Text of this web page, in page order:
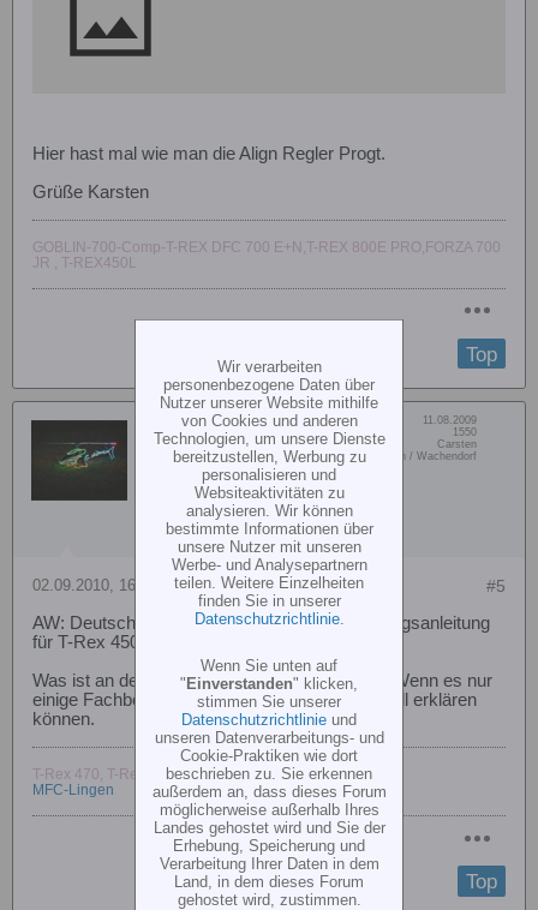
Hier hast mal wie man die Align Regler Progt.
Grüße Karsten
GOBLIN-700-Comp-T-REX DFC 700 E+N,T-REX 800E PRO,FORZA 700
JR , T-REX450L
Top
Derroylo
Senior Member
Dabei seit:
11.08.2009
Beiträge:
1550
Vorname:
Carsten
Wohn/Flugort:
Lingen / Wachendorf
#5
02.09.2010, 16:45
AW: Deutschsprachige Montage- und bedienungsanleitung
für T-Rex 450 Pro SuperCombo+Se
Was ist an der Anleitung denn für dich unklar? Wenn es nur
einige Fachbegriffe sind sollte man die ja schnell erklären
können.
T-Rex 470, T-Rex 700, Aurora 9x
MFC-Lingen
Top
Wir verarbeiten
personenbezogene Daten über
Nutzer unserer Website mithilfe
von Cookies und anderen
Technologien, um unsere Dienste
bereitzustellen, Werbung zu
personalisieren und
Websiteaktivitäten zu
analysieren. Wir können
bestimmte Informationen über
unsere Nutzer mit unseren
Werbe- und Analysepartnern
teilen. Weitere Einzelheiten
finden Sie in unserer
Datenschutzrichtlinie.
Wenn Sie unten auf
"Einverstanden" klicken,
stimmen Sie unserer
Datenschutzrichtlinie und
unseren Datenverarbeitungs- und
Cookie-Praktiken wie dort
beschrieben zu. Sie erkennen
außerdem an, dass dieses Forum
möglicherweise außerhalb Ihres
Landes gehostet wird und Sie der
Erhebung, Speicherung und
Verarbeitung Ihrer Daten in dem
Land, in dem dieses Forum
gehostet wird, zustimmen.